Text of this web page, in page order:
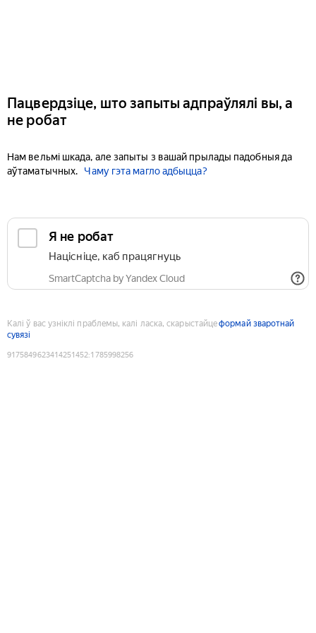
Пацвердзіце, што запыты адпраўлялі вы, а
не робат
Нам вельмі шкада, але запыты з вашай прылады падобныя да
аўтаматычных.
Чаму гэта магло адбыцца?
Я не робат
Націсніце, каб працягнуць
SmartCaptcha by Yandex Cloud
Калі ў вас узніклі праблемы, калі ласка, скарыстайцеформай зваротнай
сувязі
9175849623414251452:1785998256